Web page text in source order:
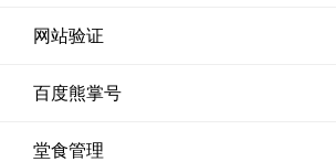
网站验证
百度熊掌号
堂食管理